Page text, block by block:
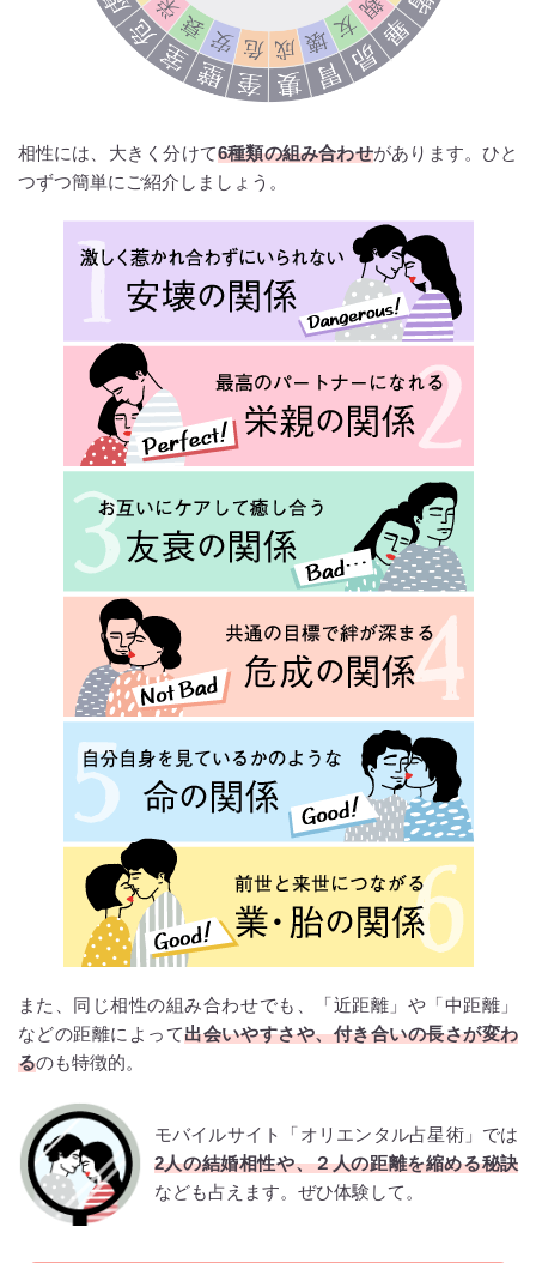
相性には、大きく分けて6種類の組み合わせがあります。ひと
つずつ簡単にご紹介しましょう。
また、同じ相性の組み合わせでも、「近距離」や「中距離」
などの距離によって出会いやすさや、付き合いの長さが変わ
るのも特徴的。
モバイルサイト「オリエンタル占星術」では
2人の結婚相性や、２人の距離を縮める秘訣
なども占えます。ぜひ体験して。